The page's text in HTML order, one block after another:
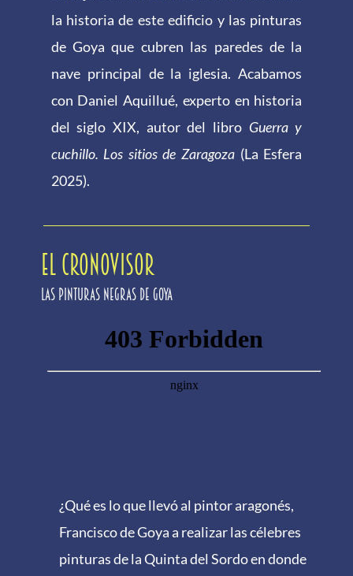
la historia de este edificio y las pinturas
de Goya que cubren las paredes de la
nave principal de la iglesia. Acabamos
con Daniel Aquillué, experto en historia
del siglo XIX, autor del libro Guerra y
cuchillo. Los sitios de Zaragoza (La Esfera
2025).
EL CRONOVISOR
Las pinturas negras de Goya
¿Qué es lo que llevó al pintor aragonés,
Francisco de Goya a realizar las célebres
pinturas de la Quinta del Sordo en donde